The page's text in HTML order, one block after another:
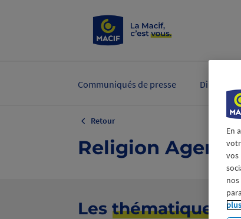
Communiqués de presse Dirigeants
Retour
Religion
Les thématiques
En
vos